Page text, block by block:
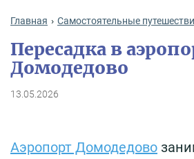
Главная Самостоятельные
Пересадка в
Домодедово
13.05.2026
Аэропорт Домодедово